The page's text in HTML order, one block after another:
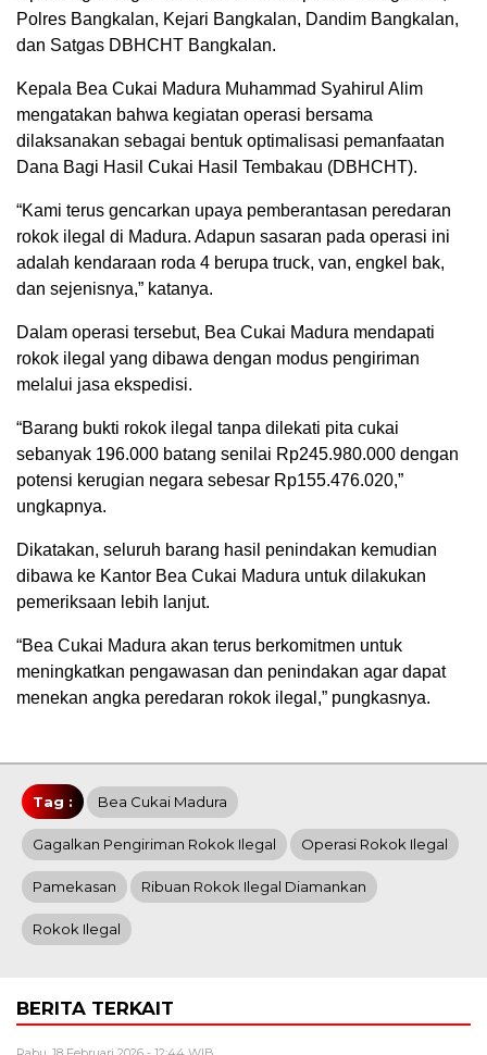
Polres Bangkalan, Kejari Bangkalan, Dandim Bangkalan,
dan Satgas DBHCHT Bangkalan.
Kepala Bea Cukai Madura Muhammad Syahirul Alim
mengatakan bahwa kegiatan operasi bersama
dilaksanakan sebagai bentuk optimalisasi pemanfaatan
Dana Bagi Hasil Cukai Hasil Tembakau (DBHCHT).
“Kami terus gencarkan upaya pemberantasan peredaran
rokok ilegal di Madura. Adapun sasaran pada operasi ini
adalah kendaraan roda 4 berupa truck, van, engkel bak,
dan sejenisnya,” katanya.
Dalam operasi tersebut, Bea Cukai Madura mendapati
rokok ilegal yang dibawa dengan modus pengiriman
melalui jasa ekspedisi.
“Barang bukti rokok ilegal tanpa dilekati pita cukai
sebanyak 196.000 batang senilai Rp245.980.000 dengan
potensi kerugian negara sebesar Rp155.476.020,”
ungkapnya.
Dikatakan, seluruh barang hasil penindakan kemudian
dibawa ke Kantor Bea Cukai Madura untuk dilakukan
pemeriksaan lebih lanjut.
“Bea Cukai Madura akan terus berkomitmen untuk
meningkatkan pengawasan dan penindakan agar dapat
menekan angka peredaran rokok ilegal,” pungkasnya.
Tag : Bea Cukai Madura
Gagalkan Pengiriman Rokok Ilegal Operasi Rokok Ilegal
Pamekasan Ribuan Rokok Ilegal Diamankan
Rokok Ilegal
BERITA TERKAIT